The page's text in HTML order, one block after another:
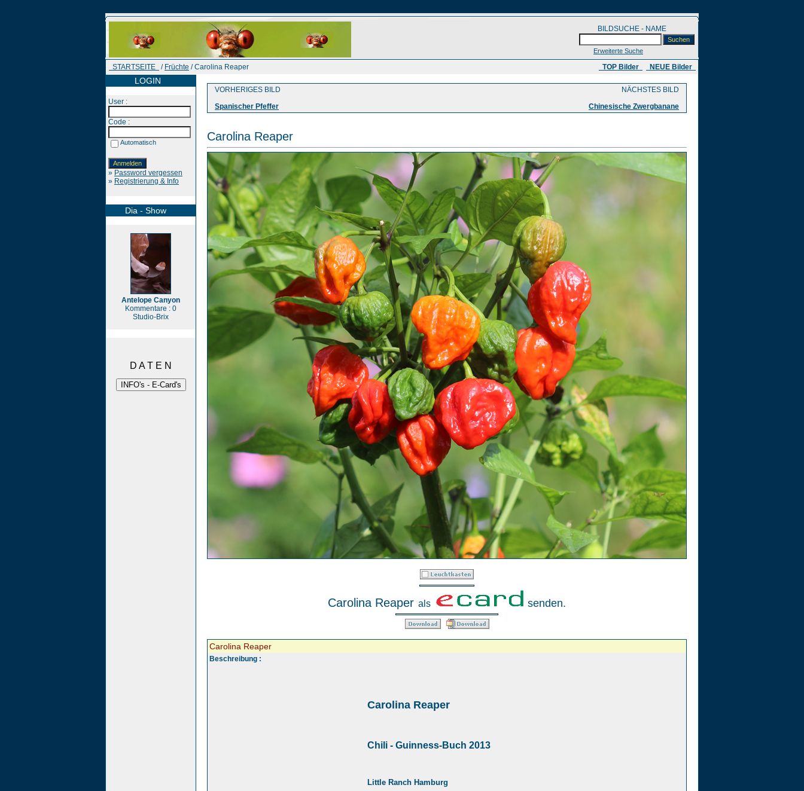
BILDSUCHE - NAME
Erweiterte Suche
STARTSEITE / Früchte / Carolina Reaper ​ TOP Bilder NEUE Bilder
LOGIN
User :
Code :
Automatisch
» Password vergessen
» Registrierung & Info
Dia - Show
Antelope Canyon
Kommentare : 0
Studio-Brix
D A T E N
VORHERIGES BILD
Spanischer Pfeffer
NÄCHSTES BILD
Chinesische Zwergbanane
Carolina Reaper
Carolina Reaper als senden.
Carolina Reaper
Beschreibung :
Carolina Reaper
Chili - Guinness-Buch 2013
Little Ranch Hamburg